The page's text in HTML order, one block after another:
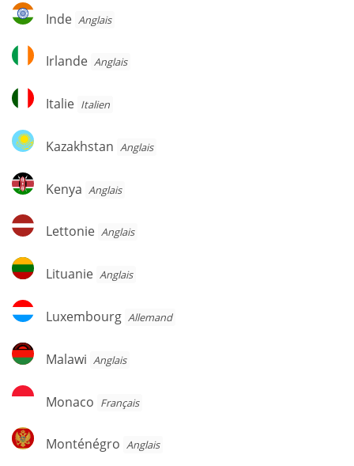
Inde
Inde Anglais
Irlande
Irlande Anglais
Italie
Italie Italien
Kazakhstan
Kazakhstan Anglais
Kenya
Kenya Anglais
Lettonie
Lettonie Anglais
Lituanie
Lituanie Anglais
Luxembourg
Luxembourg Allemand
Malawi
Malawi Anglais
Monaco
Monaco Français
Monténégro
Monténégro Anglais